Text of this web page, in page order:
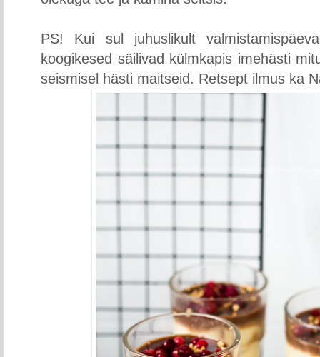
PS! Kui sul juhuslikult
koogikesed säilivad külmkapis imehästi
seismisel hästi maitseid. Retsept ilmus ka